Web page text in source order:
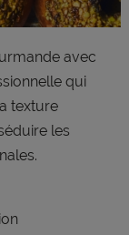
avec
qui
texture
les